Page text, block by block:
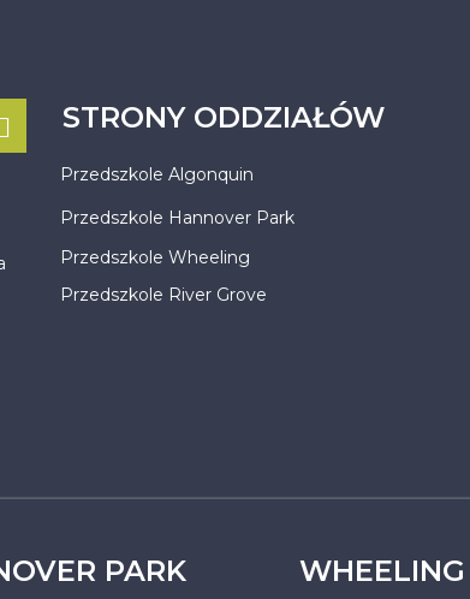
STRONY ODDZIAŁÓW
Przedszkole Algonquin
Przedszkole Hannover Park
Przedszkole Wheeling
Przedszkole River Grove
PARK WHEELING